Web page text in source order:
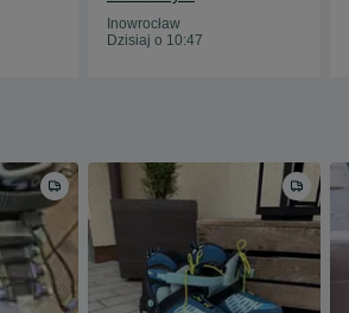
Inowrocław
Dzisiaj o 10:47